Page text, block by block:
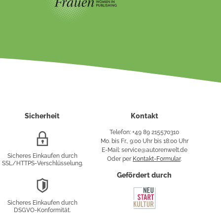
Sicherheit
Verschlüsselung
Sicheres Einkaufen durch
SSL/HTTPS-Verschlüsselung.
Sicheres Einkaufen durch
DSGVO-Konformität.
Kontakt
Telefon: +49 89 215570310
Mo. bis Fr., 9:00 Uhr bis 18:00 Uhr
E-Mail: service@autorenwelt.de
Oder per Kontakt-Formular.
Gefördert durch